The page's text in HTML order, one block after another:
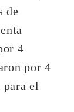
de
4
por 4
el